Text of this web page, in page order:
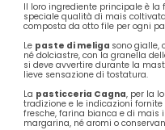
Il loro ingrediente principale è
speciale qualità di mais
composta da otto file per ogni
Le paste di meliga sono gialle,
né dolciastre, con la granella
si deve avvertire durante la
lieve sensazione di tostatura.
La pasticceria Cagna, per la
tradizione e le indicazioni fornite
fresche, farina bianca e di mais
margarina, né aromi o